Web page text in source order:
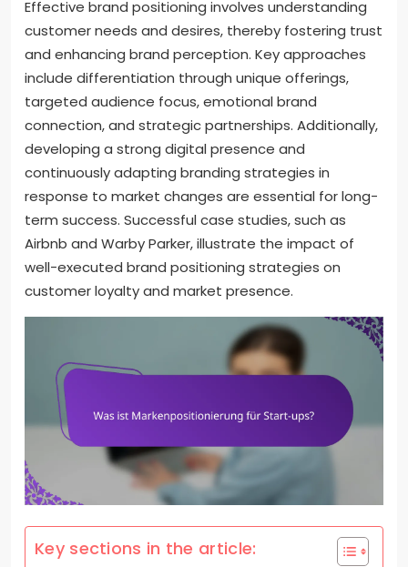
Effective brand positioning involves understanding
customer needs and desires, thereby fostering trust
and enhancing brand perception. Key approaches
include differentiation through unique offerings,
targeted audience focus, emotional brand
connection, and strategic partnerships. Additionally,
developing a strong digital presence and
continuously adapting branding strategies in
response to market changes are essential for long-
term success. Successful case studies, such as
Airbnb and Warby Parker, illustrate the impact of
well-executed brand positioning strategies on
customer loyalty and market presence.
Key sections in the article: